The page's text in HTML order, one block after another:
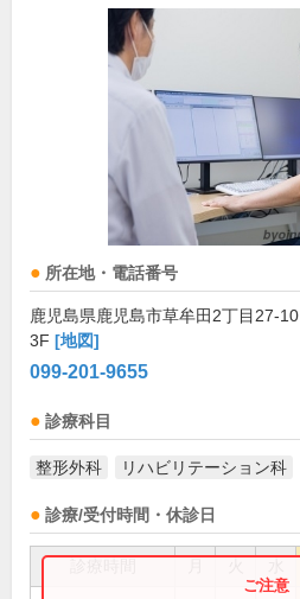
所在地・電話番号
鹿児島県鹿児島市草牟田2丁目27-10
3F [地図]
099-201-9655
診療科目
整形外科 リハビリテーション科
診療/受付時間・休診日